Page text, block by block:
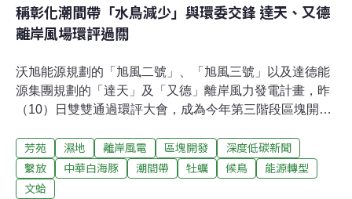
稱彰化潮間帶「水鳥減少」與環委交鋒 達天、又德
離岸風場環評過關
沃旭能源規劃的「旭風二號」、「旭風三號」以及達德能
源集團規劃的「達天」及「又德」離岸風力發電計畫，昨
（10）日雙雙通過環評大會，成為今年第三階段區塊開發
案，而兩家開發商都相中能源局公布的「潛力場址」編號
16、17號區塊，也都獲環評通過，形成同風場的開發權爭
奪局面。生態影響方面，環委一致要求兩案，允許4月在
芳苑 濕地 離岸風電 區塊開發
深度低碳新聞
繫放
中華白海豚 潮間帶 牡蠣 候鳥
能源轉型
文蛤